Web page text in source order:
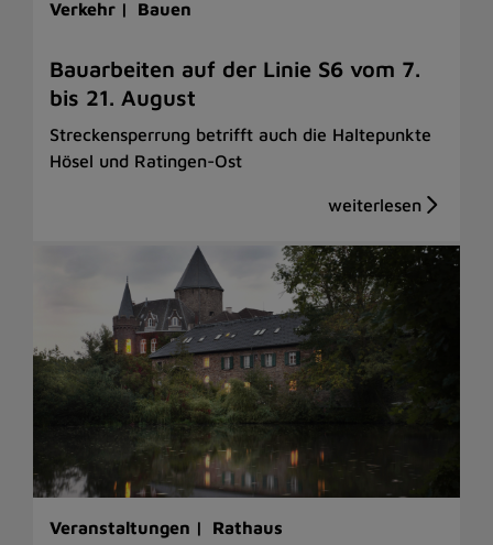
Verkehr | Bauen
Bauarbeiten auf der Linie S6 vom 7.
bis 21. August
Streckensperrung betrifft auch die Haltepunkte
Hösel und Ratingen-Ost
Veranstaltungen | Rathaus